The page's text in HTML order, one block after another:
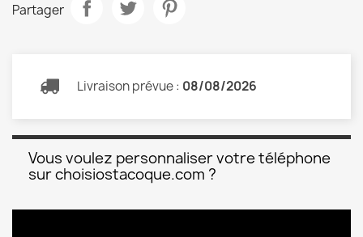
Partager
Livraison prévue : 08/08/2026
Vous voulez personnaliser votre téléphone
sur choisiostacoque.com ?